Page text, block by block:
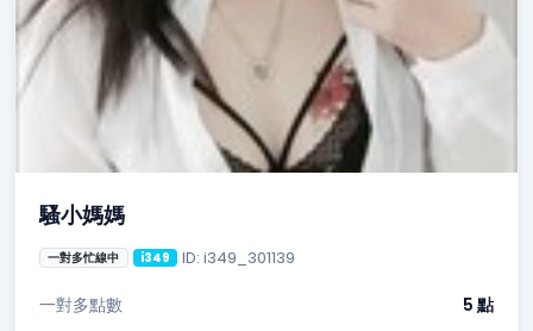
騷小媽媽
一對多忙線中 i349 ID: i349_301139
一對多點數 5 點